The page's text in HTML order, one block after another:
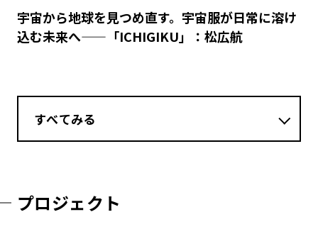
宇宙から地球を見つめ直す。宇宙服が日常に溶け
込む未来へ——「ICHIGIKU」：松広航
すべてみる
プロジェクト